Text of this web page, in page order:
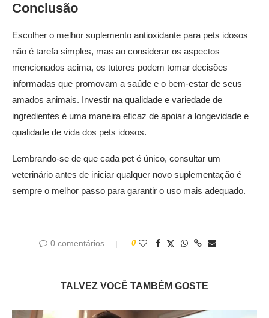
Conclusão
Escolher o melhor suplemento antioxidante para pets idosos
não é tarefa simples, mas ao considerar os aspectos
mencionados acima, os tutores podem tomar decisões
informadas que promovam a saúde e o bem-estar de seus
amados animais. Investir na qualidade e variedade de
ingredientes é uma maneira eficaz de apoiar a longevidade e
qualidade de vida dos pets idosos.
Lembrando-se de que cada pet é único, consultar um
veterinário antes de iniciar qualquer novo suplementação é
sempre o melhor passo para garantir o uso mais adequado.
0 comentários 0
TALVEZ VOCÊ TAMBÉM GOSTE